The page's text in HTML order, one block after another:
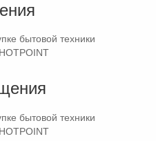
бытовой техники
бытовой техники